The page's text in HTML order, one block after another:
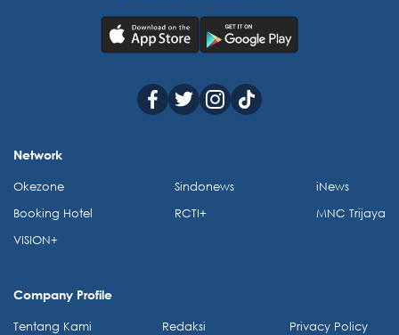
Network
Okezone
Booking Hotel
VISION+
Sindonews
RCTI+
iNews
MNC Trijaya
Company Profile
Tentang Kami Redaksi Privacy Policy